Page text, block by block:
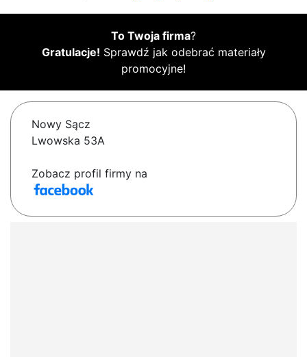
To Twoja firma?
Gratulacje! Sprawdź jak odebrać materiały
promocyjne!
Nowy Sącz
Lwowska 53A
Zobacz profil firmy na